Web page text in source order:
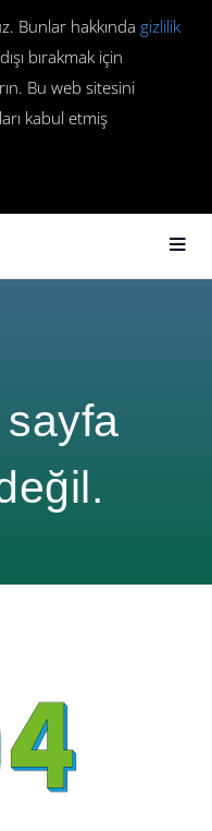
Bunlar hakkında gizlilik
bırakmak için
Bu web sitesini
kabul etmiş